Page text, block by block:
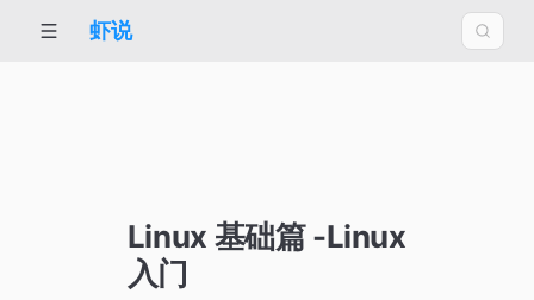
虾说
Linux 基础篇 -Linux
入门